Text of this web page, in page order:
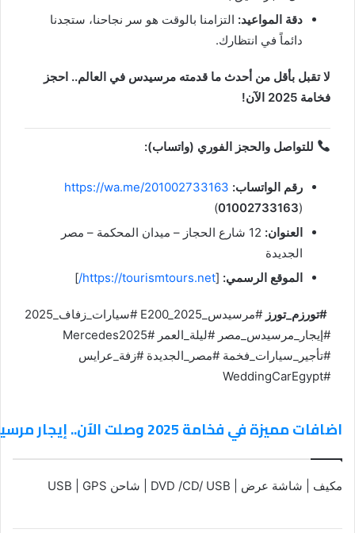
دقة المواعيد: التزامنا بالوقت هو سر نجاحنا، ستجدنا
دائماً في انتظارك.
لا تقبل بأقل من أحدث ما قدمته مرسيدس في العالم.. احجز
فخامة 2025 الآن!
للتواصل والحجز الفوري (واتساب):
رقم الواتساب: https://wa.me/201002733163
(01002733163)
العنوان:
12 شارع الحجاز – ميدان المحكمة – مصر
الجديدة
الموقع الرسمي: [
https://tourismtours.net/
]
#تورزم_تورز
#مرسيدس_E200_2025 #سيارات_زفاف_2025
#إيجار_مرسيدس_مصر #ليلة_العمر #Mercedes2025
#تأجير_سيارات_فخمة #مصر_الجديدة #زفة_عرايس
#WeddingCarEgypt
اضافات مميزة في فخامة 2025 وصلت الآن.. إيجار مرسيدس E200 الجديدة كلياً!
مكيف | شاشة عرض | DVD /CD/ USB | شاحن USB | GPS